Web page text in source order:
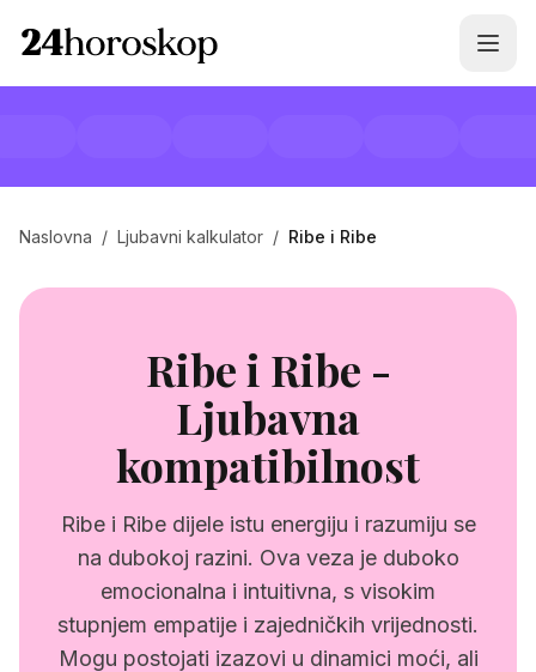
Naslovna / Ljubavni kalkulator / Ribe i Ribe
Ribe i Ribe -
Ljubavna
kompatibilnost
Ribe i Ribe dijele istu energiju i razumiju se
na dubokoj razini. Ova veza je duboko
emocionalna i intuitivna, s visokim
stupnjem empatije i zajedničkih vrijednosti.
Mogu postojati izazovi u dinamici moći, ali